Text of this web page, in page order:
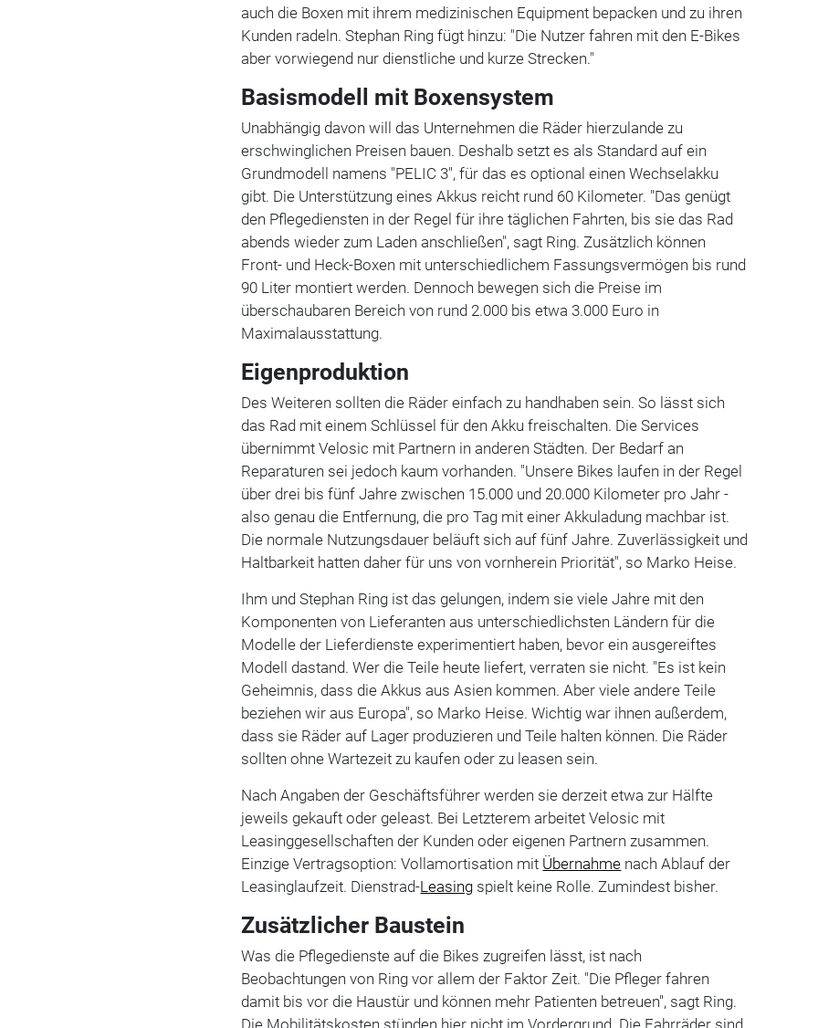
auch die Boxen mit ihrem medizinischen Equipment bepacken und zu ihren
Kunden radeln. Stephan Ring fügt hinzu: "Die Nutzer fahren mit den E-Bikes
aber vorwiegend nur dienstliche und kurze Strecken."
Basismodell mit ­Boxensystem
Unabhängig davon will das Unternehmen die Räder hierzulande zu
erschwinglichen Preisen bauen. Deshalb setzt es als Standard auf ein
Grundmodell namens "PELIC 3", für das es optional einen Wechselakku
gibt. Die Unterstützung eines Akkus reicht rund 60 Kilometer. "Das genügt
den Pflegediensten in der Regel für ihre täglichen Fahrten, bis sie das Rad
abends wieder zum Laden anschließen", sagt Ring. Zusätzlich können
Front- und Heck-Boxen mit unterschiedlichem Fassungsvermögen bis rund
90 Liter montiert werden. Dennoch bewegen sich die Preise im
überschaubaren Bereich von rund 2.000 bis etwa 3.000 Euro in
Maximalausstattung.
Eigenproduktion
Des Weiteren sollten die Räder einfach zu handhaben sein. So lässt sich
das Rad mit einem Schlüssel für den Akku freischalten. Die Services
übernimmt Velosic mit Partnern in anderen Städten. Der Bedarf an
Reparaturen sei jedoch kaum vorhanden. "Unsere Bikes laufen in der Regel
über drei bis fünf Jahre zwischen 15.000 und 20.000 Kilometer pro Jahr -
also genau die Entfernung, die pro Tag mit einer Akku­ladung machbar ist.
Die normale Nutzungsdauer beläuft sich auf fünf Jahre. Zuverlässigkeit und
Haltbarkeit hatten daher für uns von vornherein Priorität", so Marko Heise.
Ihm und Stephan Ring ist das gelungen, indem sie viele Jahre mit den
Komponenten von Lieferanten aus unterschiedlichsten Ländern für die
Modelle der Lieferdienste experimentiert haben, bevor ein ausgereiftes
Modell dastand. Wer die Teile heute liefert, verraten sie nicht. "Es ist kein
Geheimnis, dass die Akkus aus Asien kommen. Aber viele andere Teile
beziehen wir aus Europa", so Marko Heise. Wichtig war ihnen außerdem,
dass sie Räder auf Lager produzieren und Teile halten können. Die Räder
sollten ohne Wartezeit zu kaufen oder zu leasen sein.
Nach Angaben der Geschäftsführer werden sie derzeit etwa zur Hälfte
jeweils gekauft oder geleast. Bei Letzterem arbeitet Velosic mit
Leasinggesellschaften der Kunden oder eigenen Partnern zusammen.
Einzige Vertragsoption: Voll­amortisation mit Übernahme nach Ablauf der
Leasinglaufzeit. Dienstrad-Leasing spielt keine Rolle. Zumindest bisher.
Zusätzlicher Baustein
Was die Pflegedienste auf die Bikes zugreifen lässt, ist nach
Beobachtungen von Ring vor allem der Faktor Zeit. "Die Pfleger fahren
damit bis vor die Haustür und können mehr Patienten betreuen", sagt Ring.
Die Mobilitätskosten stünden hier nicht im Vordergrund. Die Fahrräder sind